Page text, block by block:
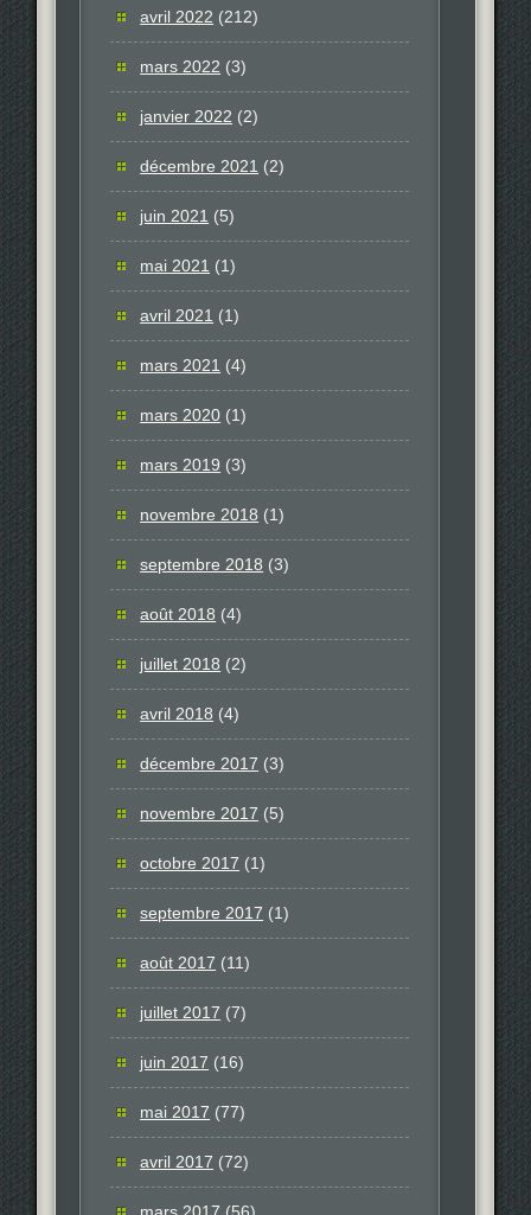
avril 2022 (212)
mars 2022 (3)
janvier 2022 (2)
décembre 2021 (2)
juin 2021 (5)
mai 2021 (1)
avril 2021 (1)
mars 2021 (4)
mars 2020 (1)
mars 2019 (3)
novembre 2018 (1)
septembre 2018 (3)
août 2018 (4)
juillet 2018 (2)
avril 2018 (4)
décembre 2017 (3)
novembre 2017 (5)
octobre 2017 (1)
septembre 2017 (1)
août 2017 (11)
juillet 2017 (7)
juin 2017 (16)
mai 2017 (77)
avril 2017 (72)